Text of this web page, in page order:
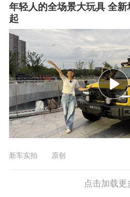
年轻人的全场景大玩具 全
起
新车实拍 原创
点击加载更